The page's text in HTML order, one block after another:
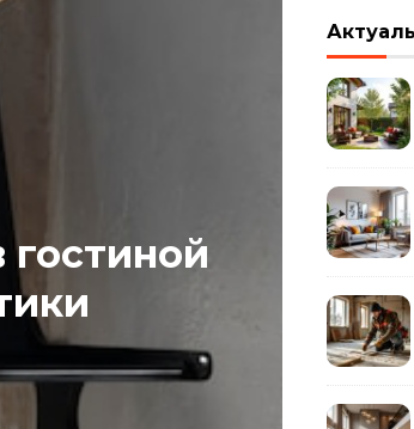
гостиной